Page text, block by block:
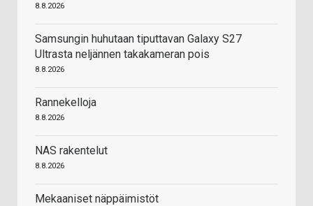
8.8.2026
Samsungin huhutaan tiputtavan Galaxy S27
Ultrasta neljännen takakameran pois
8.8.2026
Rannekelloja
8.8.2026
NAS rakentelut
8.8.2026
Mekaaniset näppäimistöt